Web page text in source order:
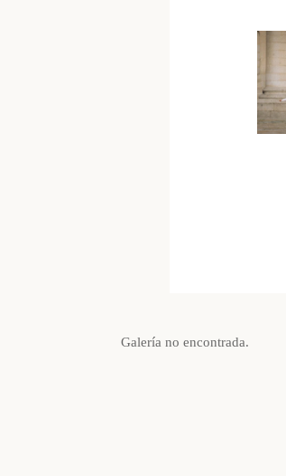
Galería no encontrada.